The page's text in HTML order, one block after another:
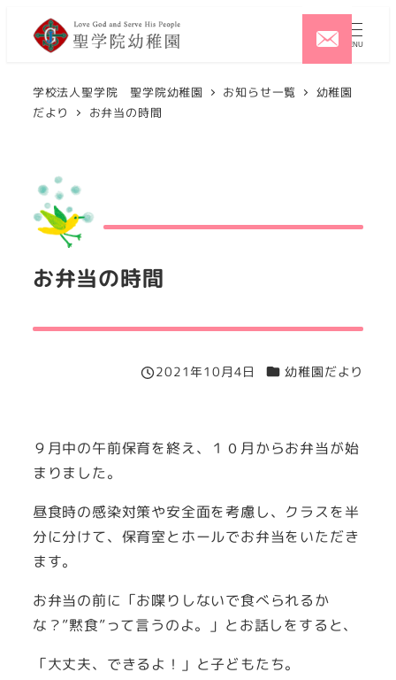
MENU
学校法人聖学院 聖学院幼稚園 お知らせ一覧
幼稚園
だより
お弁当の時間
お弁当の時間
投稿日
2021年10月4日 カテゴリー
幼稚園だより
９月中の午前保育を終え、１０月からお弁当が始
まりました。
昼食時の感染対策や安全面を考慮し、クラスを半
分に分けて、保育室とホールでお弁当をいただき
ます。
お弁当の前に「お喋りしないで食べられるか
な？”黙食”って言うのよ。」とお話しをすると、
「大丈夫、できるよ！」と子どもたち。